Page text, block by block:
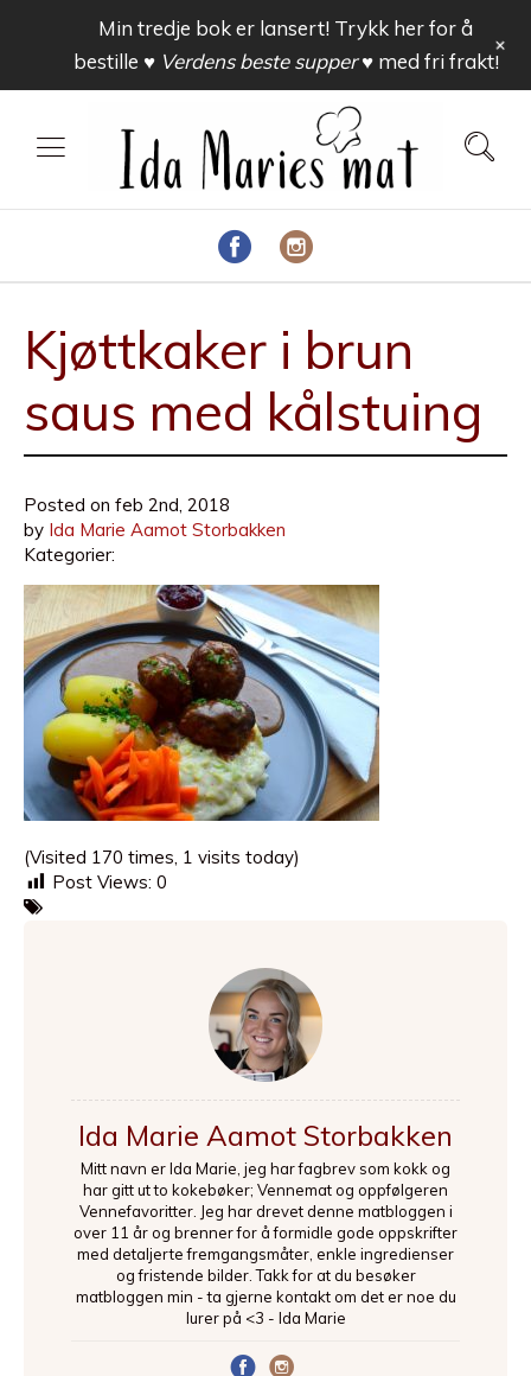
Kjøttkaker i brun
saus med kålstuing
Posted on feb 2nd, 2018
by Ida Marie Aamot Storbakken
Kategorier:
(Visited 170 times, 1 visits today)
Post Views: 0
Ida Marie Aamot Storbakken
Mitt navn er Ida Marie, jeg har fagbrev som kokk og
har gitt ut to kokebøker; Vennemat og oppfølgeren
Vennefavoritter. Jeg har drevet denne matbloggen i
over 11 år og brenner for å formidle gode oppskrifter
med detaljerte fremgangsmåter, enkle ingredienser
og fristende bilder. Takk for at du besøker
matbloggen min - ta gjerne kontakt om det er noe du
lurer på <3 - Ida Marie
Min tredje bok er lansert! Trykk her for å
bestille ♥ Verdens beste supper ♥med fri frakt!
+